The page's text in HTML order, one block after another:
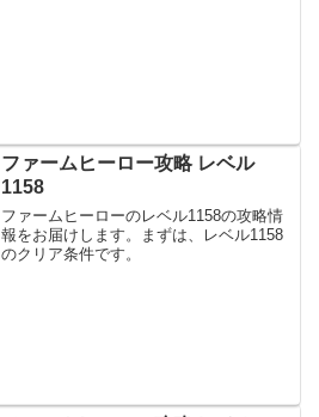
ファームヒーロー攻略 レベル
1158
ファームヒーローのレベル1158の攻略情
報をお届けします。まずは、レベル1158
のクリア条件です。